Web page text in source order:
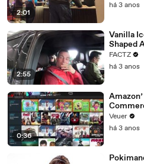
2:01
há 3 anos
2:55
Vanilla
Shaped
FACTZ
há 3 anos
0:36
Veuer
há 3 anos